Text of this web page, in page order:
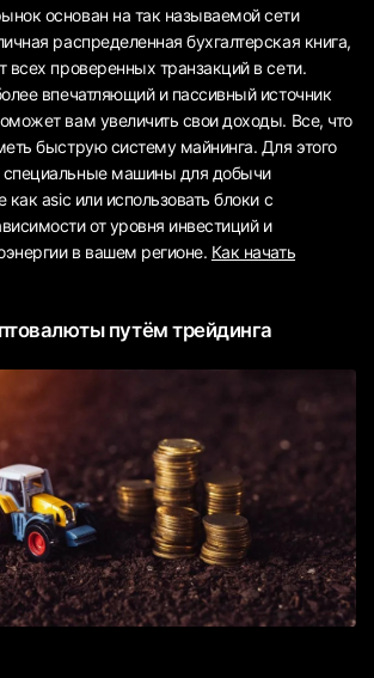
основан на так называемой сети
распределенная бухгалтерская книга,
всех проверенных транзакций в сети.
впечатляющий и пассивный источник
вам увеличить свои доходы. Все, что
быструю систему майнинга. Для этого
специальные машины для добычи
как asic или использовать блоки с
от уровня инвестиций и
в вашем регионе. Как начать
путём трейдинга